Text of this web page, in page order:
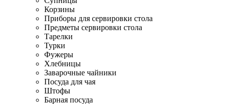
Корзины
Приборы для сервировки стола
Предметы сервировки стола
Тарелки
Турки
Фужеры
Хлебницы
Заварочные чайники
Посуда для чая
Штофы
Барная посуда